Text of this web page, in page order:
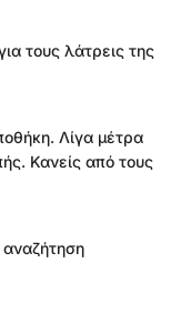
τους λάτρεις της
Λίγα μέτρα
Κανείς από τους